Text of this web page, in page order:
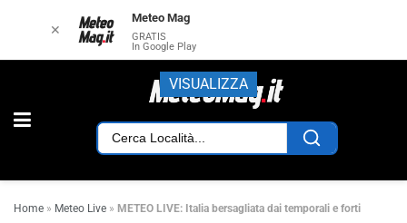
Home » Meteo Live » METEO LIVE: Italia bersagliata dai temporali e forti
✕
Meteo Mag
GRATIS
In Google Play
VISUALIZZA